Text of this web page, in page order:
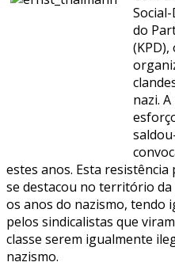
do
nazi.
estes anos. Esta
se destacou no território
os anos do nazismo, tendo
pelos sindicalistas que
classe serem igualmente
nazismo.